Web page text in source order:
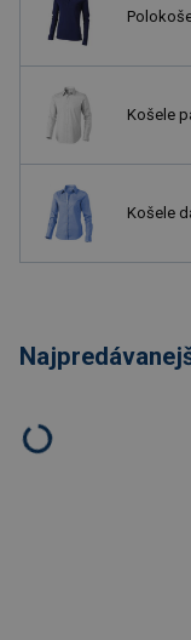
Košele
Košele